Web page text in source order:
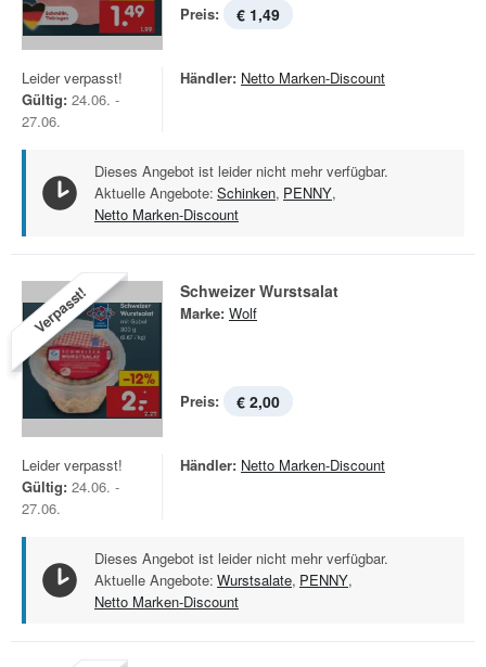
Preis: € 1,49
Leider verpasst!
Gültig: 24.06. -
27.06.
Händler: Netto Marken-Discount
Dieses Angebot ist leider nicht mehr verfügbar.
Aktuelle Angebote: Schinken, PENNY,
Netto Marken-Discount
Verpasst! Schweizer Wurstsalat
Marke: Wolf
Preis: € 2,00
Leider verpasst!
Gültig: 24.06. -
27.06.
Händler: Netto Marken-Discount
Dieses Angebot ist leider nicht mehr verfügbar.
Aktuelle Angebote: Wurstsalate, PENNY,
Netto Marken-Discount